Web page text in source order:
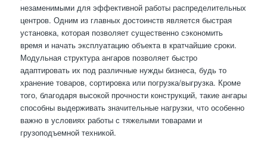
незаменимыми для эффективной работы распределительных
центров. Одним из главных достоинств является быстрая
установка, которая позволяет существенно сэкономить
время и начать эксплуатацию объекта в кратчайшие сроки.
Модульная структура ангаров позволяет быстро
адаптировать их под различные нужды бизнеса, будь то
хранение товаров, сортировка или погрузка/выгрузка. Кроме
того, благодаря высокой прочности конструкций, такие ангары
способны выдерживать значительные нагрузки, что особенно
важно в условиях работы с тяжелыми товарами и
грузоподъемной техникой.